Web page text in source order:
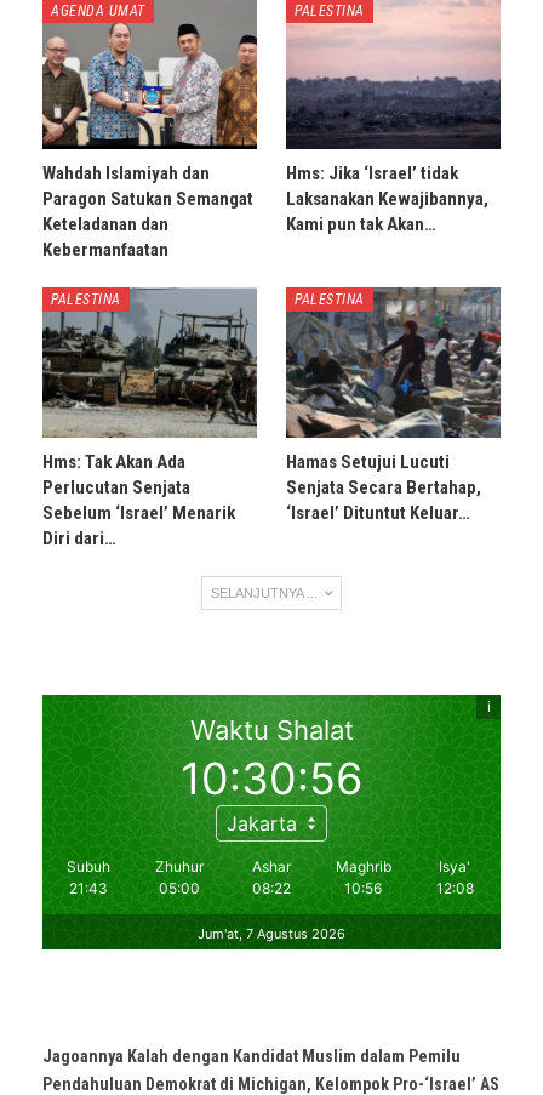
AGENDA UMAT
Wahdah Islamiyah dan
Paragon Satukan Semangat
Keteladanan dan
Kebermanfaatan
PALESTINA
Hms: Jika ‘Israel’ tidak
Laksanakan Kewajibannya,
Kami pun tak Akan…
PALESTINA
Hms: Tak Akan Ada
Perlucutan Senjata
Sebelum ‘Israel’ Menarik
Diri dari…
PALESTINA
Hamas Setujui Lucuti
Senjata Secara Bertahap,
‘Israel’ Dituntut Keluar…
SELANJUTNYA ...
Jagoannya Kalah dengan Kandidat Muslim dalam Pemilu
Pendahuluan Demokrat di Michigan, Kelompok Pro-‘Israel’ AS